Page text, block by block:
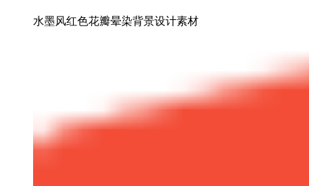
水墨风红色花瓣晕染背景设计素材